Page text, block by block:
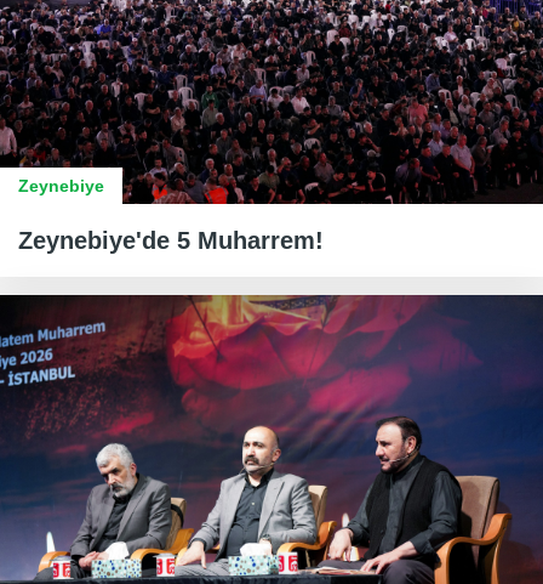
Zeynebiye
Zeynebiye'de 5 Muharrem!